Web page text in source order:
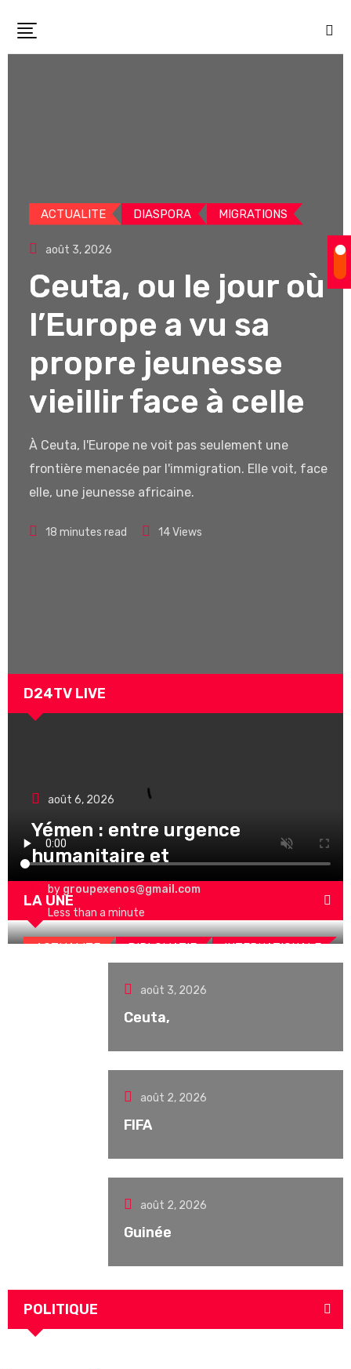
to
ACTUALITE DIASPORA MIGRATIONS
août 3, 2026
Ceuta, ou le jour où
l’Europe a vu sa
propre jeunesse
vieillir face à celle
À Ceuta, l'Europe ne voit pas seulement une
frontière menacée par l'immigration. Elle voit, face à
elle, une jeunesse africaine.
18 minutes read 14Views
D24TV LIVE
LA UNE
ACTUALITE DIPLOMATIE
INTERNATIONALE
août 6, 2026
Yémen : entre urgence
humanitaire et
by groupexenos@gmail.com
Less than a minute
août 3, 2026
Ceuta,
août 2, 2026
FIFA
août 2, 2026
Guinée
POLITIQUE